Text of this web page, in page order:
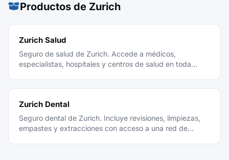
Productos de Zurich
Zurich Salud
Seguro de salud de Zurich. Accede a médicos,
especialistas, hospitales y centros de salud en toda
Zurich Dental
Seguro dental de Zurich. Incluye revisiones, limpiezas,
empastes y extracciones con acceso a una red de